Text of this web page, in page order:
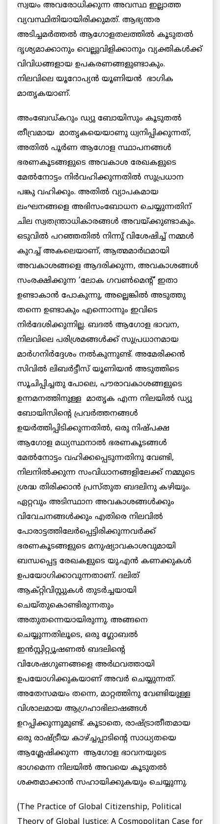
സ്വയം അവരോധിക്കുന്ന അവസ്ഥ ഇല്ലാത്ത
വ്യവസ്ഥിതിയായിരിക്കുമത്. ആഭ്യന്തര
അടിച്ചമര്‍ത്തല്‍ ആഗോളതലത്തില്‍ കൂടുതല്‍
ദൃശ്യമാക്കാനും വെല്ലുവിളിക്കാനും വ്യക്തികള്‍ക്ക്
വിവിധങ്ങളായ ഉപകരണങ്ങളുണ്ടാകും.
നിലവിലെ യൂറോപ്യന്‍ യൂണിയന്‍ ഭാഗിക
മാതൃകയാണ്.
അംബേഡ്കറും ഡ്യു ബോയിസും കൂടുതല്‍
തീവ്രമായ മാതൃകയെയാണു ധ്വനിപ്പിക്കുന്നത്,
അതില്‍ പൂര്‍ണ ആഗോള സ്ഥാപനങ്ങള്‍
ഭരണകൂടങ്ങളുടെ അവകാശ രേഖകളുടെ
മേല്‍നോട്ടം നിര്‍വഹിക്കുന്നതില്‍ സുപ്രധാന
പങ്കു വഹിക്കും. അതില്‍ വ്യാപകമായ
ലംഘനങ്ങളെ അഭിസംബോധന ചെയ്യുന്നതിന്
ചില സ്വതന്ത്രാധികാരങ്ങള്‍ അവയ്ക്കുണ്ടാകും.
ഒടുവില്‍ പറഞ്ഞതില്‍ നിന്നു് വിശേഷിച്ച് നമ്മള്‍
കുറച്ച് അകലെയാണ്, ആത്മമാര്‍ഥമായി
അവകാശങ്ങളെ ആദരിക്കുന്ന, അവകാശങ്ങള്‍
സംരക്ഷിക്കുന്ന ‘ലോക ഗവണ്‍മെന്റ്’ ഇതാ
ഉണ്ടാകാന്‍ പോകുന്നു, അല്ലെങ്കില്‍ അടുത്തു
തന്നെ ഉണ്ടാകും എന്നൊന്നും ഇവിടെ
നിര്‍ദേശിക്കുന്നില്ല. ബദല്‍ ആഗോള ഭാവന,
നിലവിലെ പരിശ്രമങ്ങള്‍ക്ക് സുപ്രധാനമായ
മാര്‍ഗനിര്‍ദ്ദേശം നല്‍കുന്നുണ്ട്. അമേരിക്കന്‍
സിവില്‍ ലിബര്‍ട്ടീസ് യൂണിയന്‍ അടുത്തിടെ
സൂചിപ്പിച്ചതു പോലെ, പൗരാവകാശങ്ങളുടെ
ഉന്നമനത്തിനുള്ള മാതൃക എന്ന നിലയില്‍ ഡ്യു
ബോയിസിന്റെ പ്രവര്‍ത്തനങ്ങള്‍
ഉയര്‍ത്തിപ്പിടിക്കുന്നതില്‍, ഒരു നിഷ്പക്ഷ
ആഗോള മധ്യസ്ഥനാല്‍ ഭരണകൂടങ്ങള്‍
മേല്‍നോട്ടം വഹിക്കപ്പെടുന്നതിനു വേണ്ടി,
നിലനില്‍ക്കുന്ന സംവിധാനങ്ങളിലേക്ക് നമ്മുടെ
ശ്രദ്ധ തിരിക്കാന്‍ പ്രസ്തുത ബദലിനു കഴിയും.
ഏറ്റവും അടിസ്ഥാന അവകാശങ്ങള്‍ക്കും
വിവേചനങ്ങള്‍ക്കും എതിരെ നിലവില്‍
പോരാട്ടത്തിലേര്‍പ്പെട്ടിരിക്കുന്നവര്‍ക്ക്
ഭരണകൂടങ്ങളുടെ മനുഷ്യാവകാശവുമായി
ബന്ധപ്പെട്ട രേഖകളുടെ യു.എന്‍ കണക്കുകള്‍
ഉപയോഗിക്കാവുന്നതാണ്. ദലിത്
ആക്റ്റിവിസ്റ്റുകള്‍ തുടര്‍ച്ചയായി
ചെയ്തുകൊണ്ടിരുന്നതും
അതുതന്നെയായിരുന്നു. അങ്ങനെ
ചെയ്യുന്നതിലൂടെ, ഒരു ഗ്ലോബല്‍
ഇന്‍സ്റ്റിറ്റ്യൂഷണല്‍ ബദലിന്റെ
വിശേഷഗുണങ്ങളെ അര്‍ഥവത്തായി
ഉപയോഗിക്കുകയാണ് അവര്‍ ചെയ്യുന്നത്.
അതേസമയം തന്നെ, മാറ്റത്തിനു വേണ്ടിയുള്ള
വിശാലമായ ആഗ്രഹാഭിലാഷങ്ങള്‍
ഉറപ്പിക്കുന്നുമുണ്ട്. കൂടാതെ, രാഷ്ട്രാതീതമായ
ഒരു രാഷ്ട്രീയ കാഴ്ച്ചപ്പാടിന്റെ സാധ്യതയെ
ആശ്ലേഷിക്കുന്ന ആഗോള ഭാവനയുടെ
ഭാഗമെന്ന നിലയില്‍ അവയെ കൂടുതല്‍
ശക്തമാക്കാന്‍ സഹായിക്കുകയും ചെയ്യുന്നു.
(The Practice of Global Citizenship, Political